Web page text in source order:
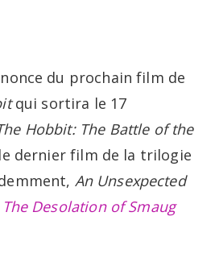
du prochain film de
qui sortira le 17
Hobbit: The Battle of the
dernier film de la trilogie
An Unsexpected
The Desolation of Smaug